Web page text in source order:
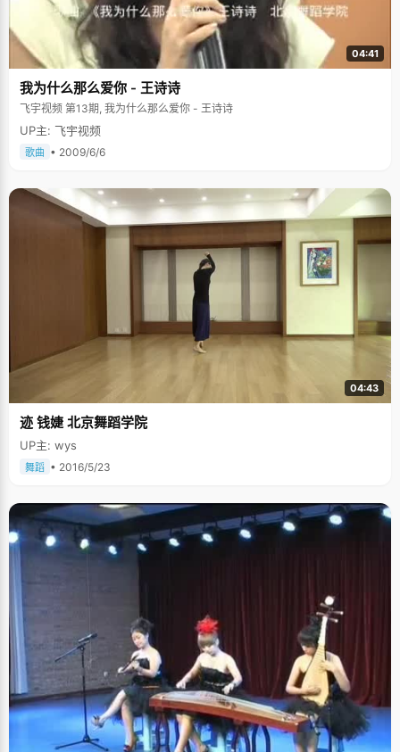
04:41
我为什么那么爱你 - 王诗诗
飞宇视频 第13期, 我为什么那么爱你 - 王诗诗
UP主: 飞宇视频
歌曲 • 2009/6/6
04:43
迹 钱婕 北京舞蹈学院
UP主: wys
舞蹈 • 2016/5/23